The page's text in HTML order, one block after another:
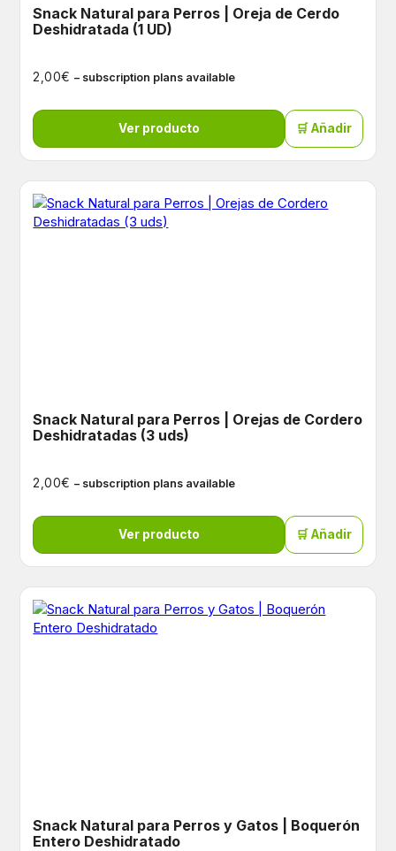
Snack Natural para Perros | Oreja de Cerdo
Deshidratada (1 UD)
2,00€ – subscription plans available
Ver producto 🛒 Añadir
Snack Natural para Perros | Orejas de Cordero
Deshidratadas (3 uds)
2,00€ – subscription plans available
Ver producto 🛒 Añadir
Snack Natural para Perros y Gatos | Boquerón
Entero Deshidratado